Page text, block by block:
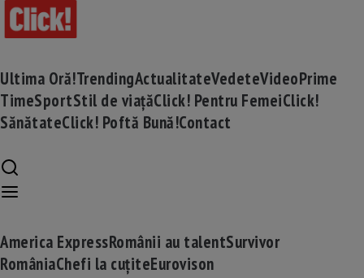
Ultima Oră!TrendingActualitateVedeteVideoPrime
TimeSportStil de viațăClick! Pentru FemeiClick!
SănătateClick! Poftă Bună!Contact
America ExpressRomânii au talentSurvivor
RomâniaChefi la cuțiteEurovison